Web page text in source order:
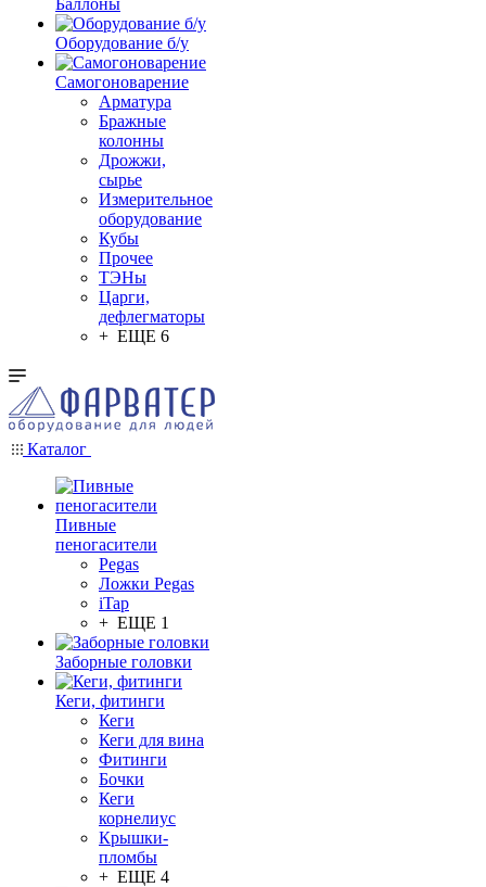
Баллоны
Оборудование б/у
Самогоноварение
Арматура
Бражные
колонны
Дрожжи,
сырье
Измерительное
оборудование
Кубы
Прочее
ТЭНы
Царги,
дефлегматоры
+ ЕЩЕ 6
Каталог
Пивные
пеногасители
Pegas
Ложки Pegas
iTap
+ ЕЩЕ 1
Заборные головки
Кеги, фитинги
Кеги
Кеги для вина
Фитинги
Бочки
Кеги
корнелиус
Крышки-
пломбы
+ ЕЩЕ 4